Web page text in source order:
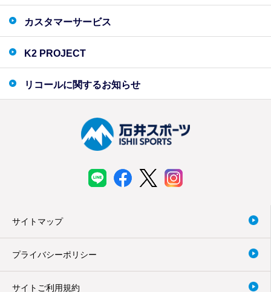
カスタマーサービス
K2 PROJECT
リコールに関するお知らせ
サイトマップ
プライバシーポリシー
サイトご利用規約